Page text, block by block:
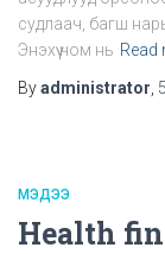
судлаач, багш
Энэхүү ном нь Read
Byadministrator
МЭДЭЭ
Health